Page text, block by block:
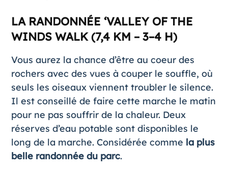
LA RANDONNÉE ‘VALLEY OF THE
WINDS WALK (7,4 KM – 3–4 H)
Vous aurez la chance d’être au coeur des
rochers avec des vues à couper le souffle, où
seuls les oiseaux viennent troubler le silence.
Il est conseillé de faire cette marche le matin
pour ne pas souffrir de la chaleur. Deux
réserves d’eau potable sont disponibles le
long de la marche. Considérée comme la plus
belle randonnée du parc.